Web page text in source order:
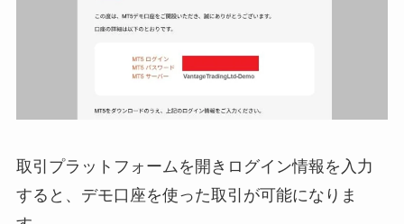
取引プラットフォームを開きログイン情報を入力
すると、デモ口座を使った取引が可能になりま